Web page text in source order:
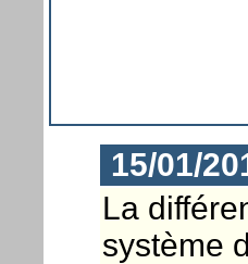
15/01/
La
système